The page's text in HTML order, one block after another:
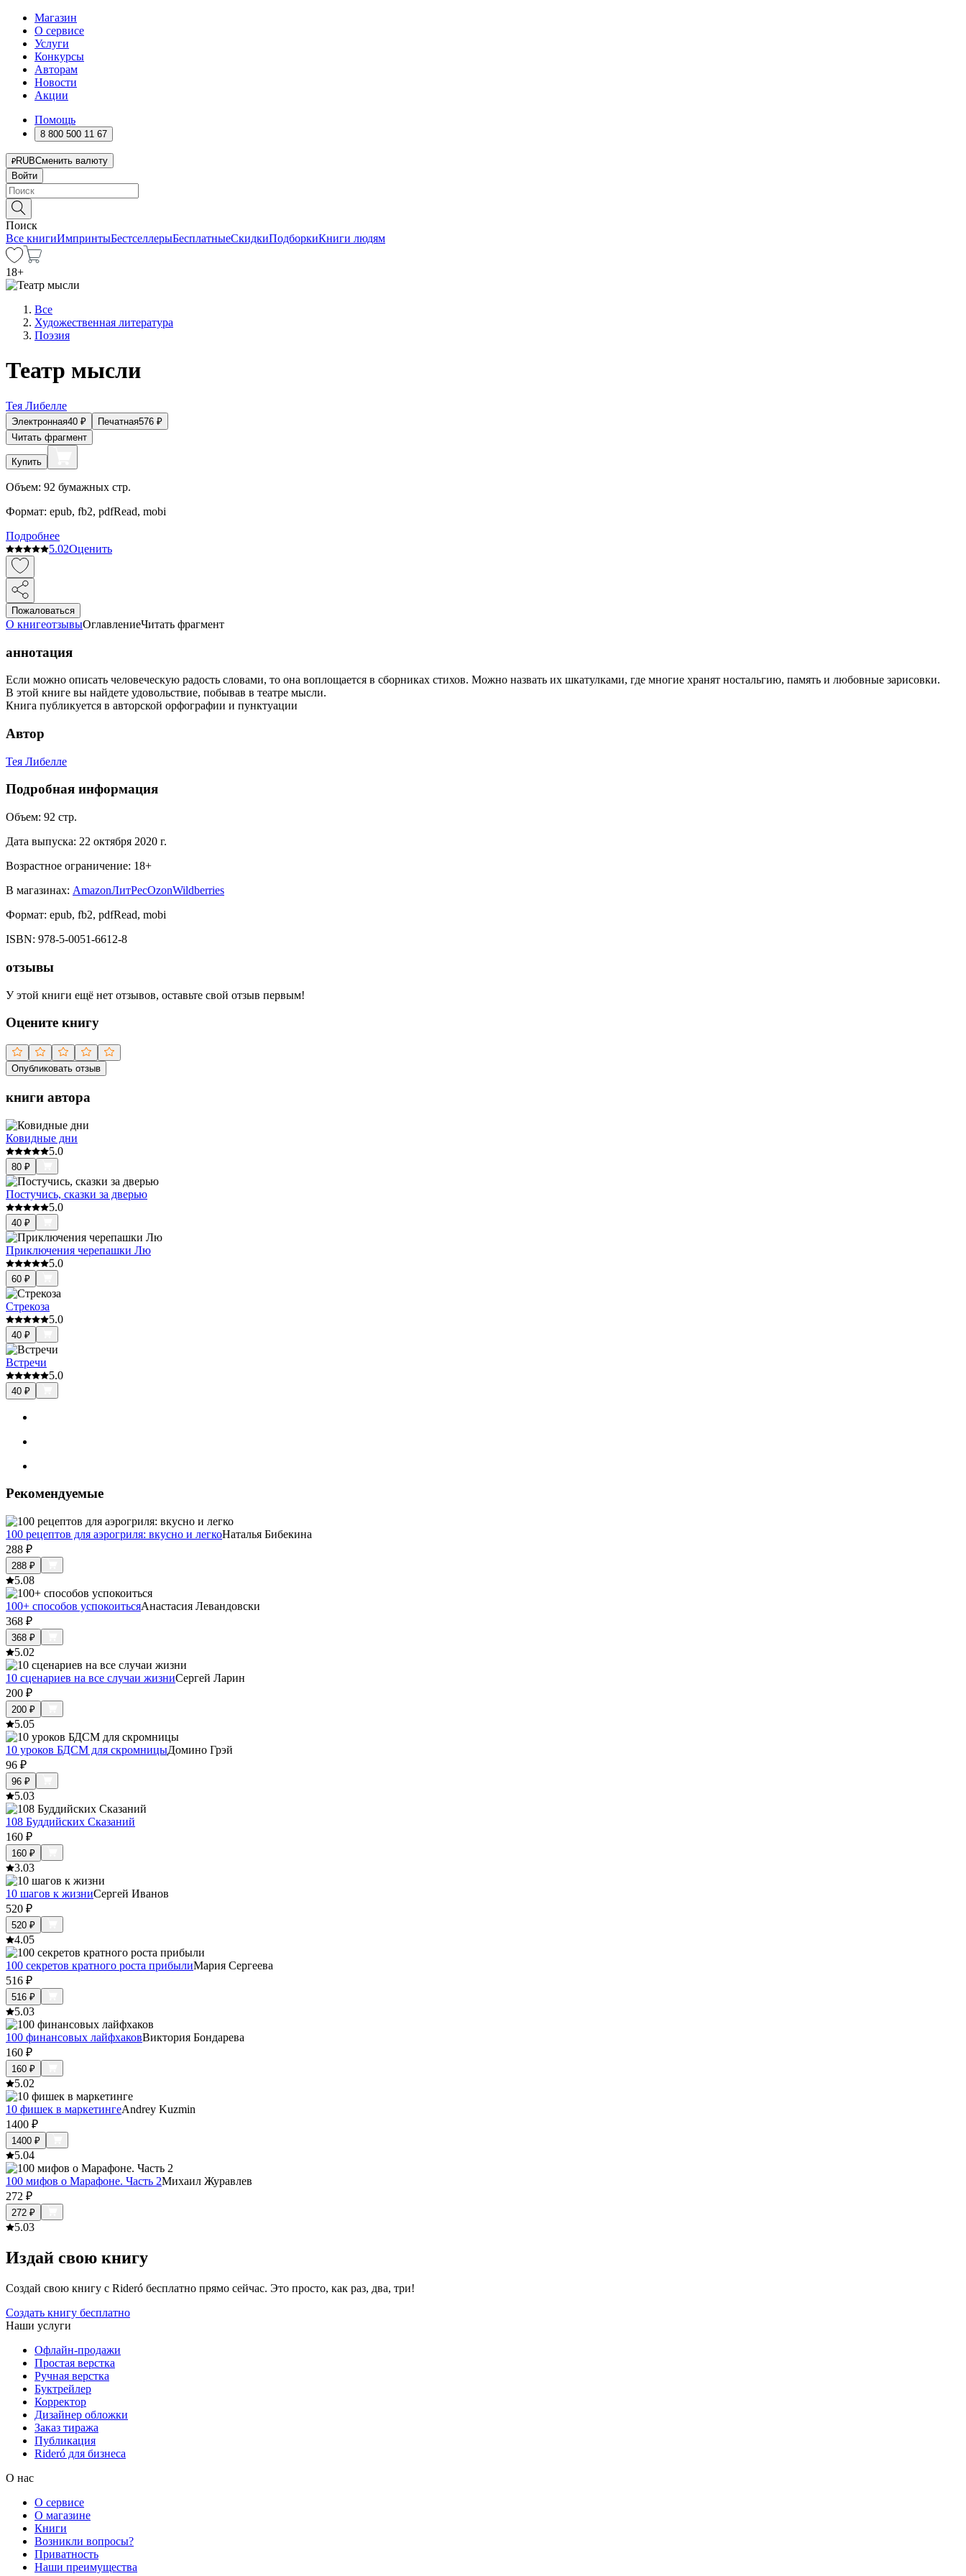
Магазин
О сервисе
Услуги
Конкурсы
Авторам
Новости
Акции
Помощь
8 800 500 11 67
RUBСменить валюту
Войти
Поиск
Все книгиИмпринтыБестселлерыБесплатныеСкидкиПодборкиКниги людям
18+
Все
Художественная литература
Поэзия
Театр мысли
Тея Либелле
Электронная40 ₽ Печатная576 ₽
Читать фрагмент
Купить
Объем: 92 бумажных стр.
Формат: epub, fb2, pdfRead, mobi
Подробнее
5.02Оценить
Пожаловаться
О книгеотзывыОглавлениеЧитать фрагмент
аннотация
Если можно описать человеческую радость словами, то она воплощается в сборниках стихов. Можно назвать их шкатулками, где многие хранят ностальгию, память и любовные зарисовки.
В этой книге вы найдете удовольствие, побывав в театре мысли.
Книга публикуется в авторской орфографии и пунктуации
Автор
Тея Либелле
Подробная информация
Объем: 92 стр.
Дата выпуска: 22 октября 2020 г.
Возрастное ограничение: 18+
В магазинах: AmazonЛитРесOzonWildberries
Формат: epub, fb2, pdfRead, mobi
ISBN: 978-5-0051-6612-8
отзывы
У этой книги ещё нет отзывов, оставьте свой отзыв первым!
Оцените книгу
Опубликовать отзыв
книги автора
Ковидные дни
5.0
80 ₽
Постучись, сказки за дверью
5.0
40 ₽
Приключения черепашки Лю
5.0
60 ₽
Стрекоза
5.0
40 ₽
Встречи
5.0
40 ₽
Рекомендуемые
100 рецептов для аэрогриля: вкусно и легкоНаталья Бибекина
288 ₽
288 ₽
5.08
100+ способов успокоитьсяАнастасия Левандовски
368 ₽
368 ₽
5.02
10 сценариев на все случаи жизниСергей Ларин
200 ₽
200 ₽
5.05
10 уроков БДСМ для скромницыДомино Грэй
96 ₽
96 ₽
5.03
108 Буддийских Сказаний
160 ₽
160 ₽
3.03
10 шагов к жизниСергей Иванов
520 ₽
520 ₽
4.05
100 секретов кратного роста прибылиМария Сергеева
516 ₽
516 ₽
5.03
100 финансовых лайфхаковВиктория Бондарева
160 ₽
160 ₽
5.02
10 фишек в маркетингеAndrey Kuzmin
1400 ₽
1400 ₽
5.04
100 мифов о Марафоне. Часть 2Михаил Журавлев
272 ₽
272 ₽
5.03
Издай свою книгу
Создай свою книгу с Rideró бесплатно прямо сейчас. Это просто, как раз, два, три!
Создать книгу бесплатно
Наши услуги
Офлайн-продажи
Простая верстка
Ручная верстка
Буктрейлер
Корректор
Дизайнер обложки
Заказ тиража
Публикация
Rideró для бизнеса
О нас
О сервисе
О магазине
Книги
Возникли вопросы?
Приватность
Наши преимущества